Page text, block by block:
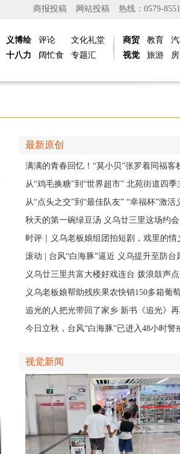
热线：0579-
网站投稿
商报投稿
义博绘
十八力
评论
阔忙食
文化礼堂
专题汇
商贸
视觉
教育
旅游
最新原创
满满的青春回忆！“莫小贝”张罗着同福客
义乌再“开张”
从“鸡毛换糖”到“世界超市” 北苑街道四季
展再现义乌印记
从“点头之交”到“最佳队友” “幸福杯”激活
稠江邻里情
秋天的第一碗绿豆汤 义乌廿三里这场约会
主角是快递小哥
时评｜义乌老板娘组团拍短剧，戏里的情
现实中有了回响
滚动 | 台风“白海豚”逼近 义乌提升至防台
级应急响应
义乌廿三里共富大楼好戏连台 拨浪鼓声
乡村之夜
义乌老板娘帮助残疾果农快销150多箱葡
人认出她还主演了部短剧
追光的人把光带回了家乡 新书《追光》
义商与一座城的双向奔赴
今日立秋，台风“白海豚”已进入48小时警
视觉新闻